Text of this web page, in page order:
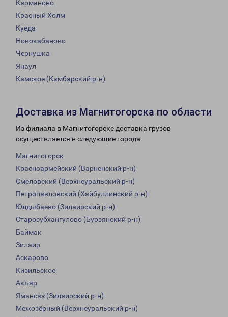
Карманово
Красный Холм
Куеда
Новокабаново
Чернушка
Янаул
Камское (Камбарский р-н)
Доставка из Магнитогорска по области
Из филиала в Магнитогорске доставка грузов
осуществляется в следующие города:
Магнитогорск
Красноармейский (Варненский р-н)
Смеловский (Верхнеуральский р-н)
Петропавловский (Хайбуллинский р-н)
Юлдыбаево (Зилаирский р-н)
Старосубхангулово (Бурзянский р-н)
Баймак
Зилаир
Аскарово
Кизильское
Акъяр
Ямансаз (Зилаирский р-н)
Межозёрный (Верхнеуральский р-н)